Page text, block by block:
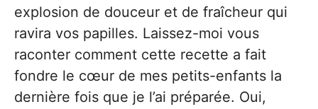
explosion de douceur et de fraîcheur qui
ravira vos papilles. Laissez-moi vous
raconter comment cette recette a fait
fondre le cœur de mes petits-enfants la
dernière fois que je l’ai préparée. Oui,